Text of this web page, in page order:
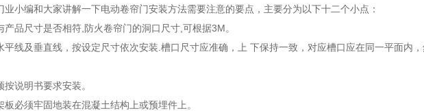
业小编和大家讲解一下电动卷帘门安装方法需要注意的要点，主要分为以下十二个小点：
产品尺寸是否相符,防火卷帘门的洞口尺寸,可根据3M。
平线及垂直线，按设定尺寸依次安装.槽口尺寸应准确，上 下保持一致，对应槽口应在同一平面内
说明书要求安装。
板必须牢固地装在混凝土结构上或预埋件上。